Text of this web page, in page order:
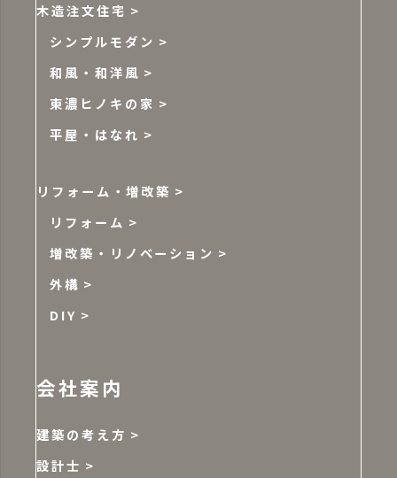
木造注文住宅
シンプルモダン
和風・和洋風
東濃ヒノキの家
平屋・はなれ
リフォーム・増改築
リフォーム
増改築・リノベーション
外構
DIY
会社案内
建築の考え方
設計士